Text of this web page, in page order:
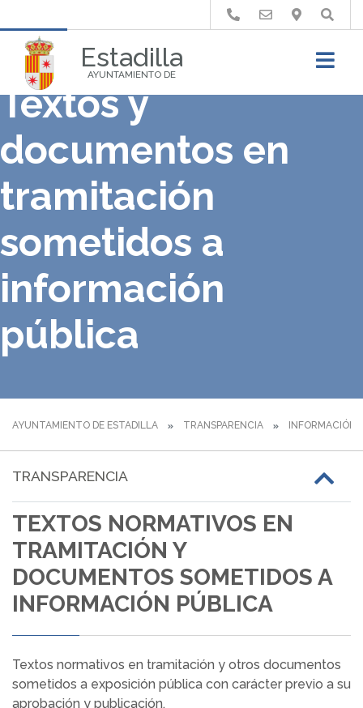
Estadilla
AYUNTAMIENTO DE
Buscar
Textos y
documentos en
tramitación
sometidos a
información
pública
AYUNTAMIENTO DE ESTADILLA TRANSPARENCIA INFORMACIÓN
TRANSPARENCIA
TEXTOS NORMATIVOS EN
TRAMITACIÓN Y
DOCUMENTOS SOMETIDOS A
INFORMACIÓN PÚBLICA
Textos normativos en tramitación y otros documentos
sometidos a exposición pública con carácter previo a su
aprobación y publicación.